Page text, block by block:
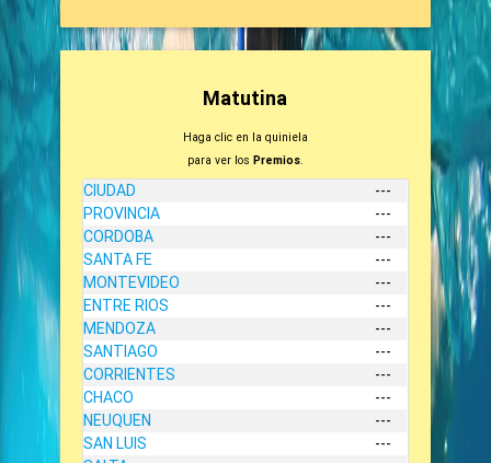
Matutina
Haga clic en la quiniela
para ver los Premios.
CIUDAD
---
PROVINCIA
---
CORDOBA
---
SANTA FE
---
MONTEVIDEO
---
ENTRE RIOS
---
MENDOZA
---
SANTIAGO
---
CORRIENTES
---
CHACO
---
NEUQUEN
---
SAN LUIS
---